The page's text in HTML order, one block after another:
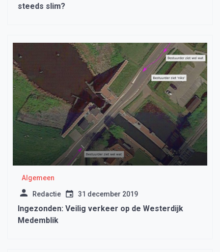
steeds slim?
Algemeen
Redactie 31 december 2019
Ingezonden: Veilig verkeer op de Westerdijk
Medemblik